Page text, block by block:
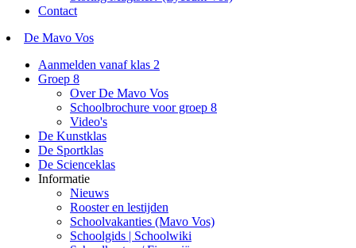
Contact
De Mavo Vos
Aanmelden vanaf klas 2
Groep 8
Over De Mavo Vos
Schoolbrochure voor groep 8
Video's
De Kunstklas
De Sportklas
De Scienceklas
Informatie
Nieuws
Rooster en lestijden
Schoolvakanties (Mavo Vos)
Schoolgids | Schoolwiki